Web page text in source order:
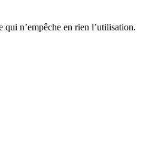
n’empêche en rien l’utilisation.